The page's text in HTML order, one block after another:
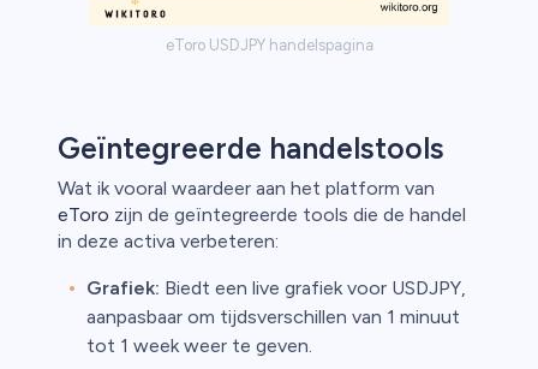
eToro USDJPY handelspagina
Geïntegreerde handelstools
Wat ik vooral waardeer aan het platform van
eToro zijn de geïntegreerde tools die de handel
in deze activa verbeteren:
Grafiek: Biedt een live grafiek voor USDJPY,
aanpasbaar om tijdsverschillen van 1 minuut
tot 1 week weer te geven.